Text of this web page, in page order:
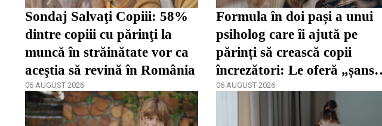
Sondaj Salvaţi Copiii: 58%
dintre copiii cu părinţi la
muncă în străinătate vor ca
aceştia să revină în România
06 AUGUST 2026
Formula în doi pași a unui
psiholog care îi ajută pe
părinți să crească copii
încrezători: Le oferă „șansa
de a se dezvolta”
06 AUGUST 2026